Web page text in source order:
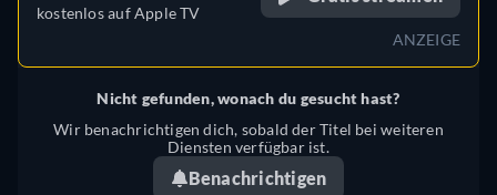
kostenlos aufApple TV
ANZEIGE
Nicht gefunden, wonach du gesucht hast?
Wir benachrichtigen dich, sobald der Titel bei weiteren
Diensten verfügbar ist.
Benachrichtigen